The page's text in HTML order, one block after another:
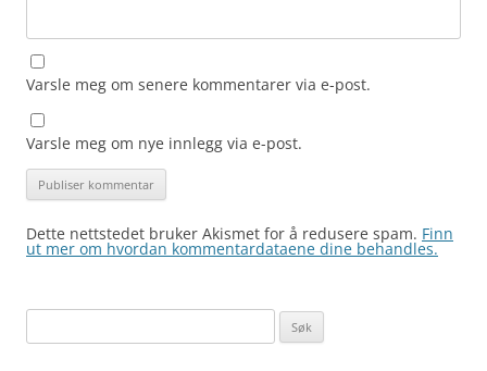
Varsle meg om senere kommentarer via e-post.
Varsle meg om nye innlegg via e-post.
Dette nettstedet bruker Akismet for å redusere spam. Finn
ut mer om hvordan kommentardataene dine behandles.
etter: